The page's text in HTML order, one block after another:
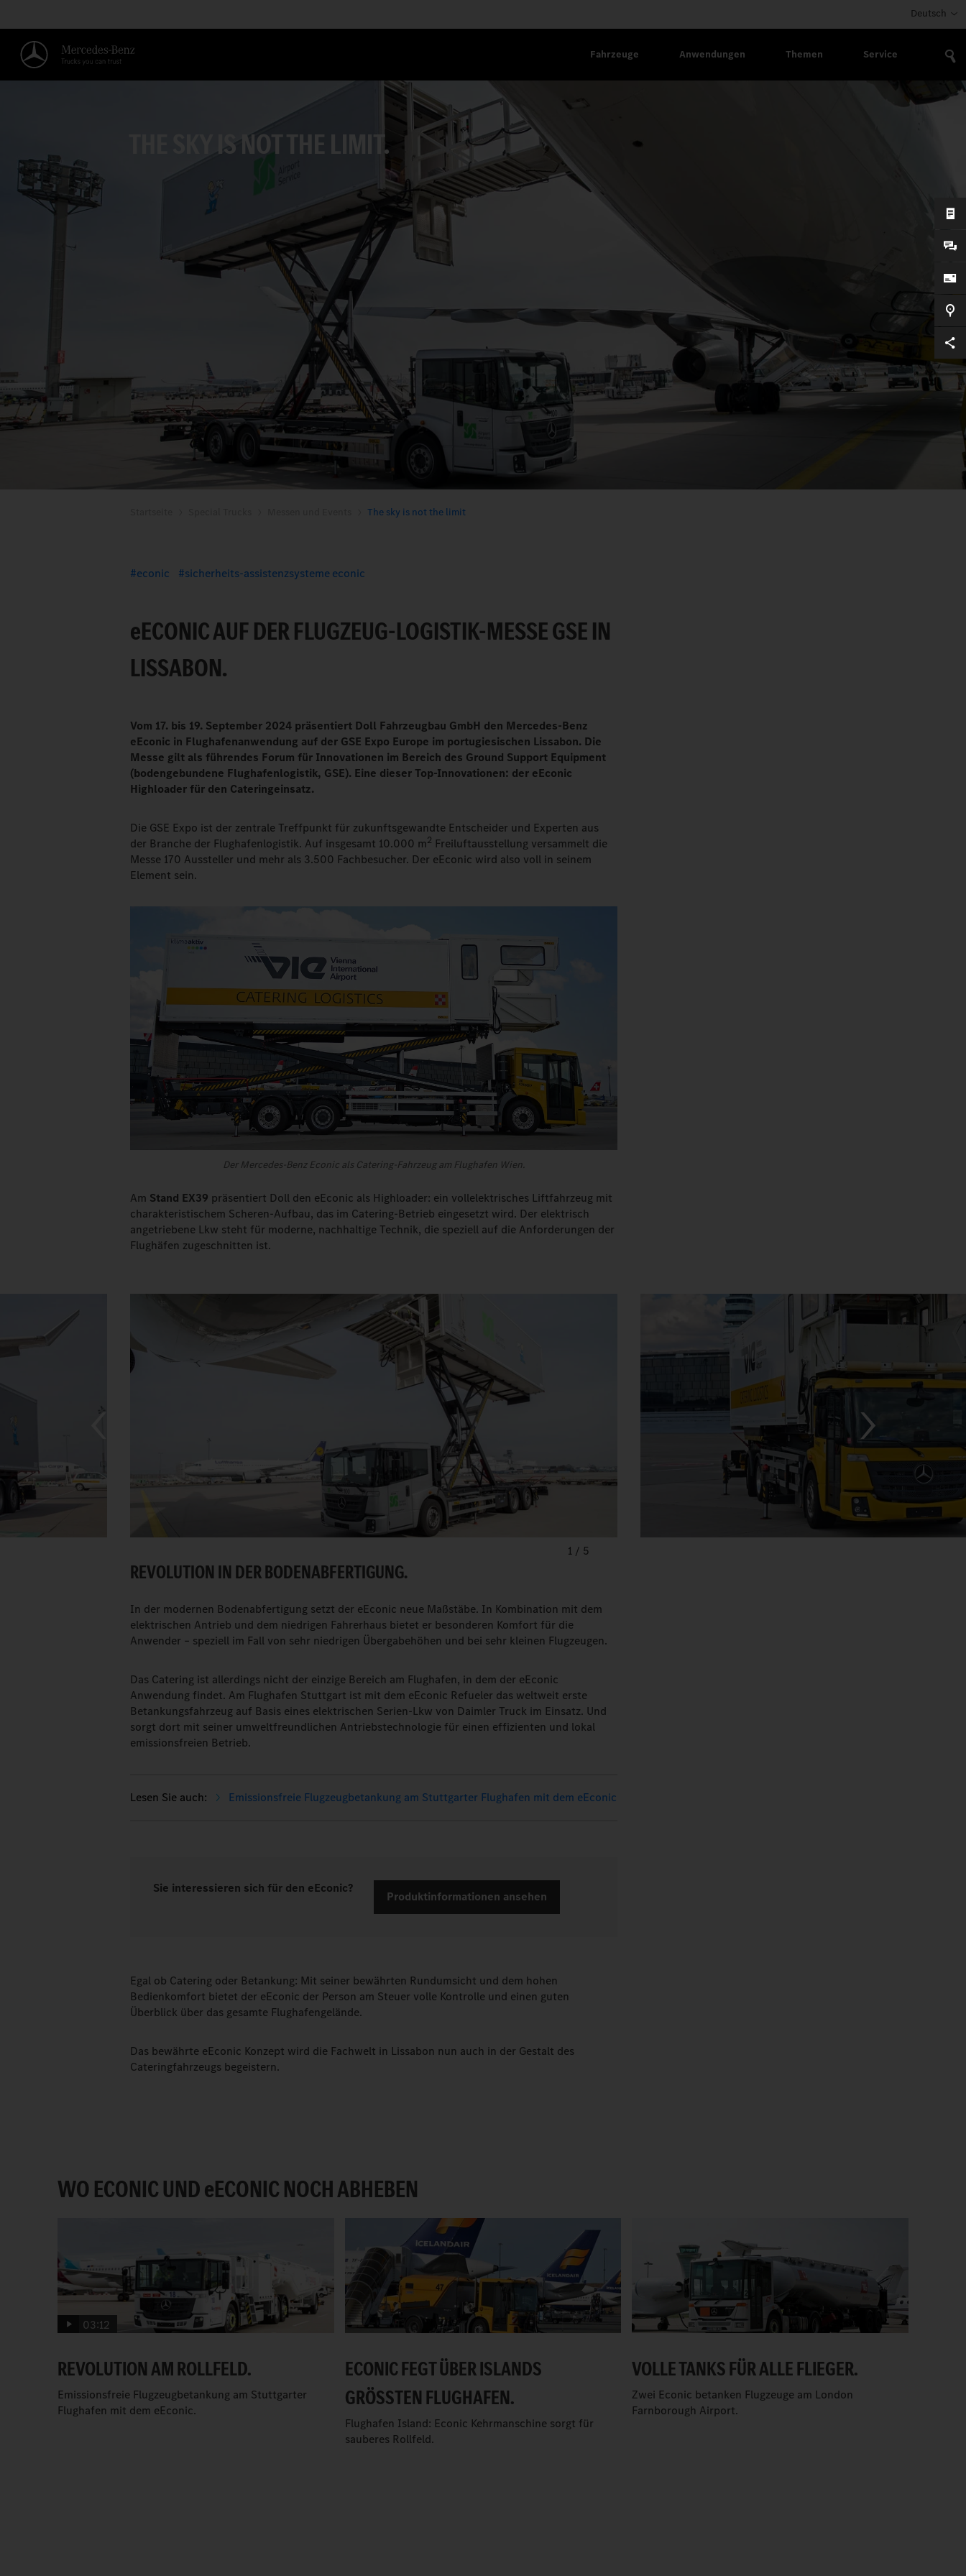
Deutsch
Fahrzeuge Anwendungen Themen Service
THE SKY IS NOT THE LIMIT.
The sky is not the limit
econic sicherheits-assistenzsysteme econic
eECONIC AUF DER FLUGZEUG-LOGISTIK-MESSE GSE IN
LISSABON.
Vom 17. bis 19. September 2024 präsentiert Doll Fahrzeugbau GmbH den Mercedes-Benz
eEconic in Flughafenanwendung auf der GSE Expo Europe im portugiesischen Lissabon. Die
Messe gilt als führendes Forum für Innovationen im Bereich des Ground Support Equipment
(bodengebundene Flughafenlogistik, GSE). Eine dieser Top-Innovationen: der eEconic
Highloader für den Cateringeinsatz.
Die GSE Expo ist der zentrale Treffpunkt für zukunftsgewandte Entscheider und Experten aus
der Branche der Flughafenlogistik. Auf insgesamt 10.000 m2 Freiluftausstellung versammelt die
Messe 170 Aussteller und mehr als 3.500 Fachbesucher. Der eEconic wird also voll in seinem
Element sein.
Der Mercedes-Benz Econic als Catering-Fahrzeug am Flughafen Wien.
Am Stand EX39 präsentiert Doll den eEconic als Highloader: ein vollelektrisches Liftfahrzeug mit
charakteristischem Scheren-Aufbau, das im Catering-Betrieb eingesetzt wird. Der elektrisch
angetriebene Lkw steht für moderne, nachhaltige Technik, die speziell auf die Anforderungen der
Flughäfen zugeschnitten ist.
1 / 5
REVOLUTION IN DER BODENABFERTIGUNG.
In der modernen Bodenabfertigung setzt der eEconic neue Maßstäbe. In Kombination mit dem
elektrischen Antrieb und dem niedrigen Fahrerhaus bietet er besonderen Komfort für die
Anwender – speziell im Fall von sehr niedrigen Übergabehöhen und bei sehr kleinen Flugzeugen.
Das Catering ist allerdings nicht der einzige Bereich am Flughafen, in dem der eEconic
Anwendung findet. Am Flughafen Stuttgart ist mit dem eEconic Refueler das weltweit erste
Betankungsfahrzeug auf Basis eines elektrischen Serien-Lkw von Daimler Truck im Einsatz. Und
sorgt dort mit seiner umweltfreundlichen Antriebstechnologie für einen effizienten und lokal
emissionsfreien Betrieb.
Emissionsfreie Flugzeugbetankung am Stuttgarter Flughafen mit dem eEconic
Sie interessieren sich für den eEconic?
Produktinformationen ansehen
Egal ob Catering oder Betankung: Mit seiner bewährten Rundumsicht und dem hohen
Bedienkomfort bietet der eEconic der Person am Steuer volle Kontrolle und einen guten
Überblick über das gesamte Flughafengelände.
Das bewährte eEconic Konzept wird die Fachwelt in Lissabon nun auch in der Gestalt des
Cateringfahrzeugs begeistern.
WO ECONIC UNDeECONIC NOCH ABHEBEN
03:12
REVOLUTION AM ROLLFELD.
Emissionsfreie Flugzeugbetankung am Stuttgarter
Flughafen mit dem eEconic.
ECONIC FEGT ÜBER ISLANDS
GRÖSSTEN FLUGHAFEN.
Flughafen Island: Econic Kehrmanschine sorgt für
sauberes Rollfeld.
VOLLE TANKS FÜR ALLE FLIEGER.
Zwei Econic betanken Flugzeuge am London
Farnborough Airport.